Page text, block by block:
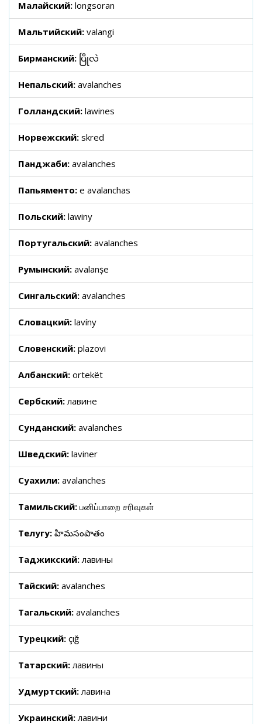
Малайский: longsoran
Мальтийский: valangi
Бирманский: ပြိုလဲ
Непальский: avalanches
Голландский: lawines
Норвежский: skred
Панджаби: avalanches
Папьяменто: e avalanchas
Польский: lawiny
Португальский: avalanches
Румынский: avalanșe
Сингальский: avalanches
Словацкий: lavíny
Словенский: plazovi
Албанский: ortekët
Сербский:лавине
Сунданский: avalanches
Шведский: laviner
Суахили: avalanches
Тамильский: பனிப்பாறை சரிவுகள்
Телугу: హిమసంపాతం
Таджикский:лавины
Тайский: avalanches
Тагальский: avalanches
Турецкий: çığ
Татарский:лавины
Удмуртский:лавина
Украинский:лавини